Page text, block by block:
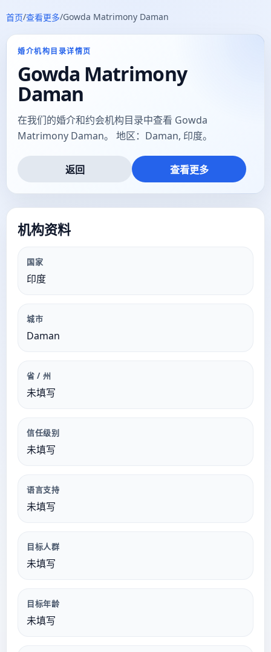
首页/查看更多/Gowda Matrimony Daman
婚介机构目录详情页
Gowda Matrimony
Daman
在我们的婚介和约会机构目录中查看 Gowda
Matrimony Daman。 地区：Daman, 印度。
返回 查看更多
机构资料
国家
印度
城市
Daman
省 / 州
未填写
信任级别
未填写
语言支持
未填写
目标人群
未填写
目标年龄
未填写